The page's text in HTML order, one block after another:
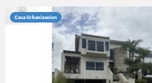
Casa Urbanizacion
VER DETALLES